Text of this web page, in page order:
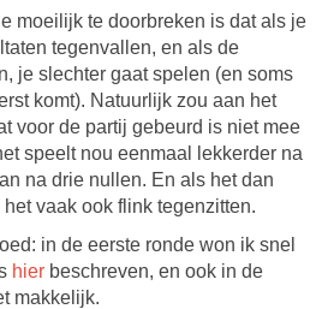
moeilijk te doorbreken is dat als je
tegenvallen, en als de
je slechter gaat spelen (en soms
komt). Natuurlijk zou aan het
voor de partij gebeurd is niet mee
speelt nou eenmaal lekkerder na
na drie nullen. En als het dan
vaak ook flink tegenzitten.
in de eerste ronde won ik snel
hier beschreven, en ook in de
makkelijk.